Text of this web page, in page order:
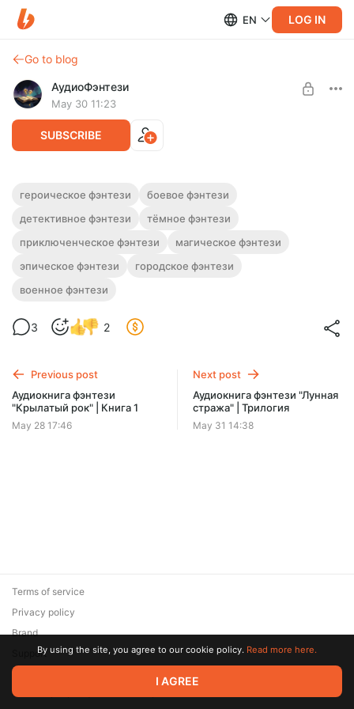
EN LOG IN
Go to blog
АудиоФэнтези
May 30 11:23
SUBSCRIBE
Аудиокнига фэнтези "Серая зона" |
Тетралогия
Полная версия. Тетралогия.
рекламы и любых ограничений!
Level required:
UNLOCK WITH DISCOUNT
Billed every 12 months.
The discount applies to the first 12 months only.
героическое фэнтези
боевое фэнтези
детективное фэнтези
тёмное фэнтези
приключенческое фэнтези
магическое фэнтези
эпическое фэнтези
городское фэнтези
военное фэнтези
3 2
Previous post
Аудиокнига фэнтези
"Крылатый рок" | Книга 1
May 28 17:46
Next post
Аудиокнига фэнтези "Лунная
стража" | Трилогия
May 31 14:38
© 2026 Zaya Solutions Limited. All rights reserved. All trademarks
are the property of their respective owners.
Terms of service
Privacy policy
Brand
SupportBy using the site, you agree to our cookie policy. Read more here.
I AGREE